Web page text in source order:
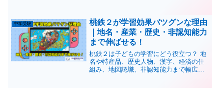
説！教育視点で見る万博の魅力とは？
中学受験
桃鉄２が学習効果バツグンな理由
｜地名・産業・歴史・非認知能力
まで伸ばせる！
桃鉄２は子どもの学習にどう役立つ？ 地
名や特産品、歴史人物、漢字、経済の仕
組み、地図認識、非認知能力まで幅広く